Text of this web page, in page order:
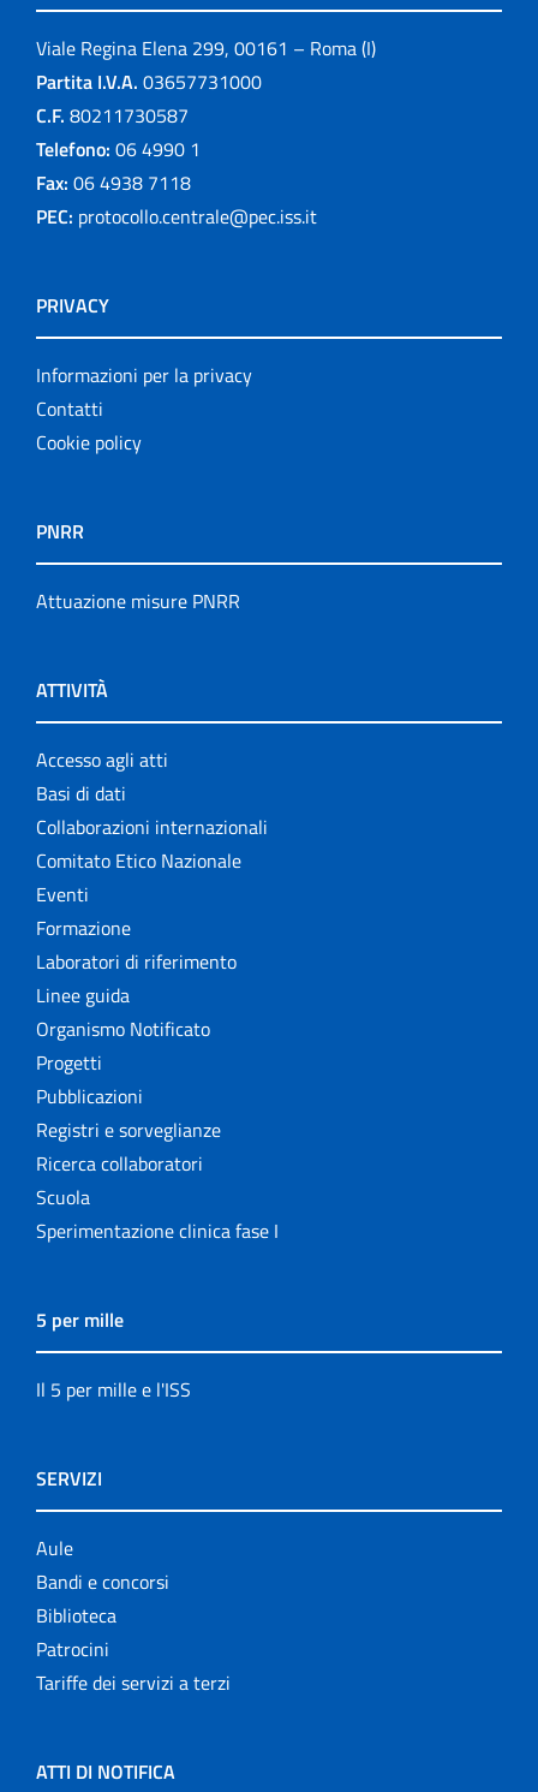
Viale Regina Elena 299, 00161 – Roma (I)
Partita I.V.A. 03657731000
C.F. 80211730587
Telefono: 06 4990 1
Fax: 06 4938 7118
PEC: protocollo.centrale@pec.iss.it
PRIVACY
Informazioni per la privacy
Contatti
Cookie policy
PNRR
Attuazione misure PNRR
ATTIVITÀ
Accesso agli atti
Basi di dati
Collaborazioni internazionali
Comitato Etico Nazionale
Eventi
Formazione
Laboratori di riferimento
Linee guida
Organismo Notificato
Progetti
Pubblicazioni
Registri e sorveglianze
Ricerca collaboratori
Scuola
Sperimentazione clinica fase I
5 per mille
Il 5 per mille e l'ISS
SERVIZI
Aule
Bandi e concorsi
Biblioteca
Patrocini
Tariffe dei servizi a terzi
ATTI DI NOTIFICA